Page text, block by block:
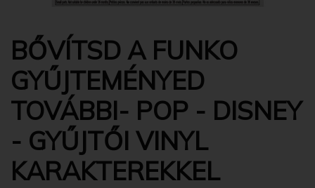
BŐVÍTSD A FUNKO
GYŰJTEMÉNYED
TOVÁBBI- POP - DISNEY
- GYŰJTŐI VINYL
KARAKTEREKKEL